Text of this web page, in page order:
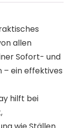
allen
Sofort- und
– ein effektives
hilft bei